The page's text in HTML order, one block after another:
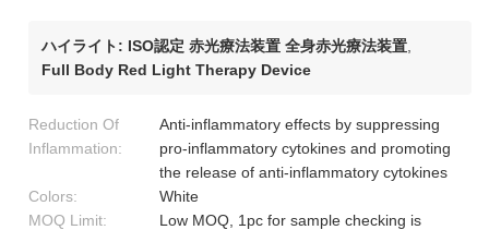
ハイライト: ISO認定 赤光療法装置 全身赤光療法装置
Full Body Red Light Therapy Device
Reduction Of
Inflammation:
Anti-inflammatory effects by suppressing
pro-inflammatory cytokines and promoting
the release of anti-inflammatory cytokines
Colors:
White
MOQ Limit:
Low MOQ, 1pc for sample checking is